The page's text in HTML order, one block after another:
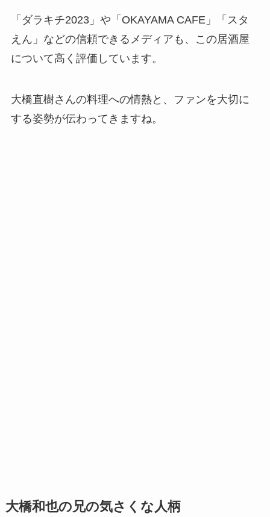
「ダラキチ2023」や「OKAYAMA CAFE」「スタ
えん」などの信頼できるメディアも、この居酒屋
について高く評価しています。
大橋直樹さんの料理への情熱と、ファンを大切に
する姿勢が伝わってきますね。
大橋和也の兄の気さくな人柄